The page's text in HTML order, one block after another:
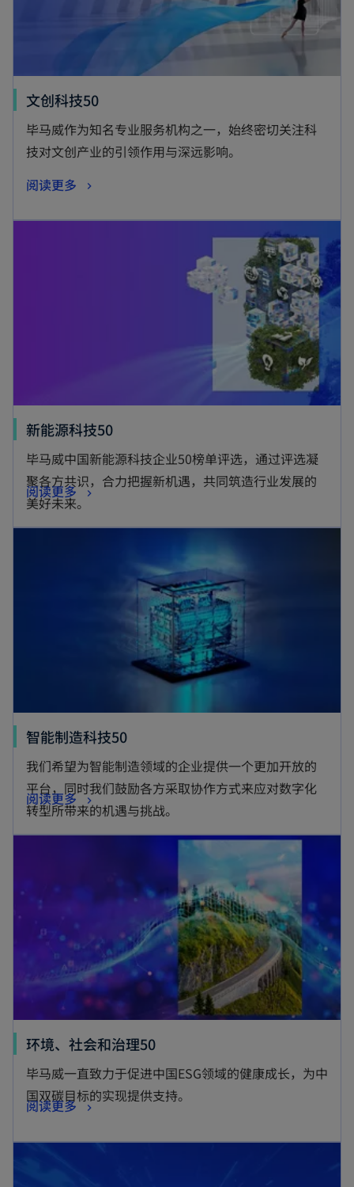
文创科技50
毕马威作为知名专业服务机构之一，始终密切关注科
技对文创产业的引领作用与深远影响。
阅读更多
新能源科技50
毕马威中国新能源科技企业50榜单评选，通过评选凝
聚各方共识，合力把握新机遇，共同筑造行业发展的
美好未来。
阅读更多
智能制造科技50
我们希望为智能制造领域的企业提供一个更加开放的
平台，同时我们鼓励各方采取协作方式来应对数字化
转型所带来的机遇与挑战。
阅读更多
环境、社会和治理50
毕马威一直致力于促进中国ESG领域的健康成长，为中
国双碳目标的实现提供支持。
阅读更多